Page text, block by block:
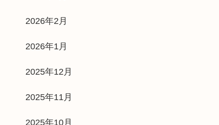
2026年2月
2026年1月
2025年12月
2025年11月
2025年10月